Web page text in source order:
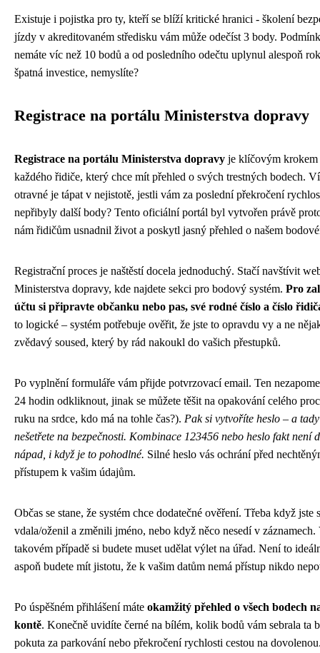
Existuje i pojistka pro ty, kteří se blíží kritické hranici - školení
jízdy v akreditovaném středisku vám může odečíst 3 body.
nemáte víc než 10 bodů a od posledního odečtu uplynul alespoň
špatná investice, nemyslíte?
Registrace na portálu Ministerstva dopravy
Registrace na portálu Ministerstva dopravy je klíčovým krokem
každého řidiče, který chce mít přehled o svých trestných bodech.
otravné je tápat v nejistotě, jestli vám za poslední překročení
nepřibyly další body? Tento oficiální portál byl vytvořen právě
nám řidičům usnadnil život a poskytl jasný přehled o našem
Registrační proces je naštěstí docela jednoduchý. Stačí navštívit
Ministerstva dopravy, kde najdete sekci pro bodový systém. Pro
účtu si připravte občanku nebo pas, své rodné číslo a číslo
to logické – systém potřebuje ověřit, že jste to opravdu vy a ne
zvědavý soused, který by rád nakoukl do vašich přestupků.
Po vyplnění formuláře vám přijde potvrzovací email. Ten
24 hodin odkliknout, jinak se můžete těšit na opakování celého
ruku na srdce, kdo má na tohle čas?). Pak si vytvoříte heslo – a
nešetřete na bezpečnosti. Kombinace 123456 nebo heslo fakt není
nápad, i když je to pohodlné. Silné heslo vás ochrání před
přístupem k vašim údajům.
Občas se stane, že systém chce dodatečné ověření. Třeba když jste
vdala/oženil a změnili jméno, nebo když něco nesedí v záznamech.
takovém případě si budete muset udělat výlet na úřad. Není to
aspoň budete mít jistotu, že k vašim datům nemá přístup nikdo
Po úspěšném přihlášení máte okamžitý přehled o všech bodech
kontě. Konečně uvidíte černé na bílém, kolik bodů vám sebrala ta
pokuta za parkování nebo překročení rychlosti cestou na